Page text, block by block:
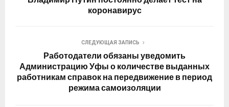
коронавирус
СЛЕДУЮЩАЯ ЗАПИСЬ
Работодатели обязаны уведомить
Администрацию Уфы о количестве выданных
работникам справок на передвижение в период
режима самоизоляции